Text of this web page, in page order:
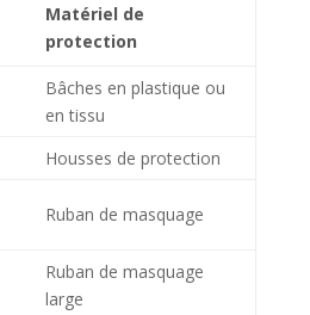
Matériel de
protection
Bâches en plastique ou
en tissu
Housses de protection
Ruban de masquage
Ruban de masquage
large